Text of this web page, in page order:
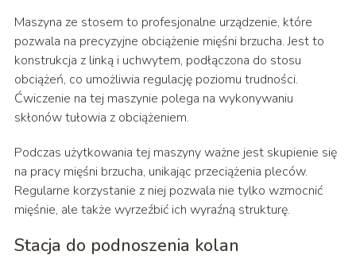
Maszyna ze stosem to profesjonalne urządzenie, które
pozwala na precyzyjne obciążenie mięśni brzucha. Jest to
konstrukcja z linką i uchwytem, podłączona do stosu
obciążeń, co umożliwia regulację poziomu trudności.
Ćwiczenie na tej maszynie polega na wykonywaniu
skłonów tułowia z obciążeniem.
Podczas użytkowania tej maszyny ważne jest skupienie się
na pracy mięśni brzucha, unikając przeciążenia pleców.
Regularne korzystanie z niej pozwala nie tylko wzmocnić
mięśnie, ale także wyrzeźbić ich wyraźną strukturę.
Stacja do podnoszenia kolan